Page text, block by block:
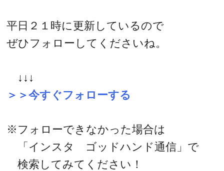
平日２１時に更新しているので
ぜひフォローしてくださいね。
↓↓↓
＞＞今すぐフォローする
※フォローできなかった場合は
「インスタ ゴッドハンド通信」で
検索してみてください！